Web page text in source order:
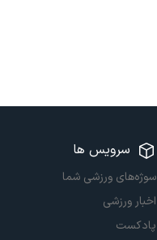
سرویس ها
سوژه‌های ورزشی شما
اخبار ورزشی
پادکست